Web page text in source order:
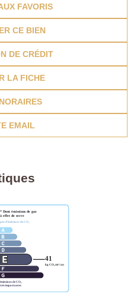
FAVORIS
CE BIEN
DE CRÉDIT
LA FICHE
EMAIL